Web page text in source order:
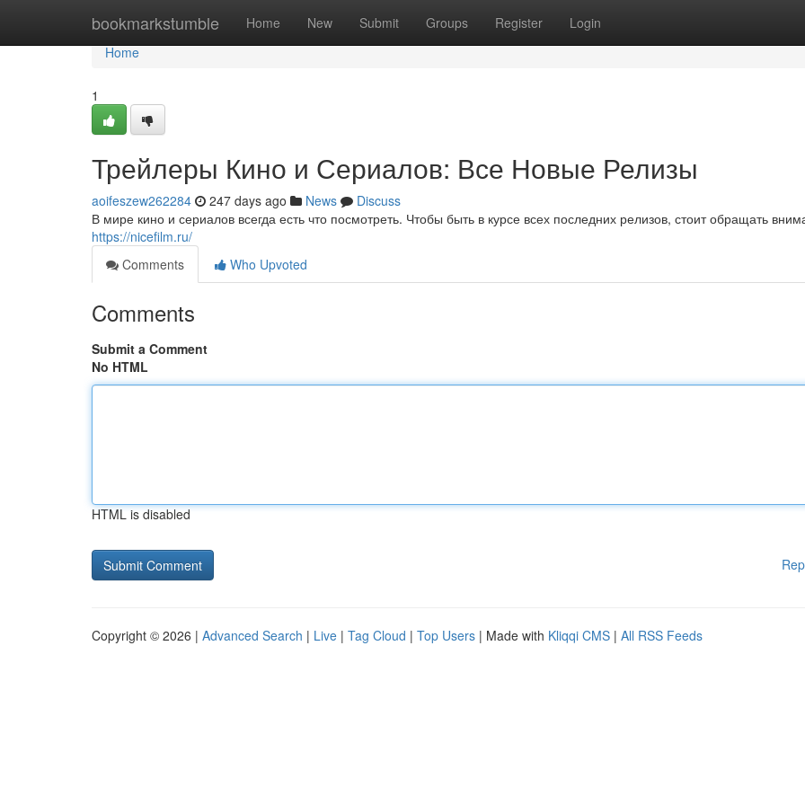
bookmarkstumble Home New Submit Groups Register Login
Home
Home
1
Трейлеры Кино и Сериалов: Все Новые Релизы
aoifeszew262284 247 days ago News
Discuss
В мире кино и сериалов всегда есть что посмотреть. Чтобы быть в курсе всех последних релизов, стоит обращать
https://nicefilm.ru/
Comments
Who Upvoted
Comments
Submit a Comment
No HTML
HTML is disabled
Copyright © 2026 | Advanced Search | Live | Tag Cloud | Top Users | Made with Kliqqi CMS | All RSS Feeds